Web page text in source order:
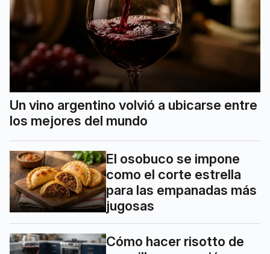
Un vino argentino volvió a ubicarse entre
los mejores del mundo
El osobuco se impone
como el corte estrella
para las empanadas más
jugosas
Cómo hacer risotto de